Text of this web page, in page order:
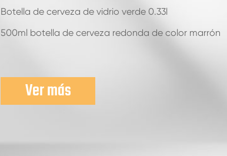
Botella de cerveza de vidrio verde 0.33l
500ml botella de cerveza redonda de color marrón
Ver más